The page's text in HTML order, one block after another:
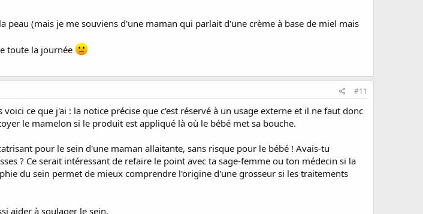
peau (mais je me souviens d'une maman qui parlait d'une crème à base de miel mais
toute la journée
#11
ce que j'ai : la notice précise que c'est réservé à un usage externe et il ne faut donc
le mamelon si le produit est appliqué là où le bébé met sa bouche.
pour le sein d'une maman allaitante, sans risque pour le bébé ! Avais-tu
? Ce serait intéressant de refaire le point avec ta sage-femme ou ton médecin si la
du sein permet de mieux comprendre l'origine d'une grosseur si les traitements
aider à soulager le sein.